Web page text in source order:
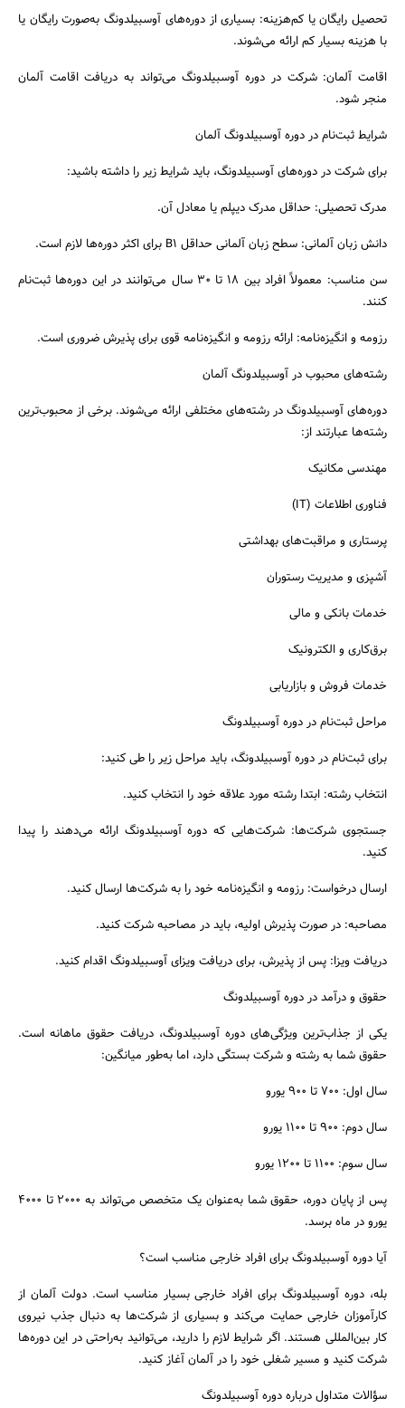
تحصیل رایگان یا کم‌هزینه: بسیاری از دوره‌های آوسبیلدونگ به‌صورت رایگان یا
با هزینه بسیار کم ارائه می‌شوند.
اقامت آلمان: شرکت در دوره آوسبیلدونگ می‌تواند به دریافت اقامت آلمان
منجر شود.
شرایط ثبت‌نام در دوره آوسبیلدونگ آلمان
برای شرکت در دوره‌های آوسبیلدونگ، باید شرایط زیر را داشته باشید:
مدرک تحصیلی: حداقل مدرک دیپلم یا معادل آن.
دانش زبان آلمانی: سطح زبان آلمانی حداقل B1 برای اکثر دوره‌ها لازم است.
سن مناسب: معمولاً افراد بین 18 تا 30 سال می‌توانند در این دوره‌ها ثبت‌نام
کنند.
رزومه و انگیزه‌نامه: ارائه رزومه و انگیزه‌نامه قوی برای پذیرش ضروری است.
رشته‌های محبوب در آوسبیلدونگ آلمان
دوره‌های آوسبیلدونگ در رشته‌های مختلفی ارائه می‌شوند. برخی از محبوب‌ترین
رشته‌ها عبارتند از:
مهندسی مکانیک
فناوری اطلاعات (IT)
پرستاری و مراقبت‌های بهداشتی
آشپزی و مدیریت رستوران
خدمات بانکی و مالی
برق‌کاری و الکترونیک
خدمات فروش و بازاریابی
مراحل ثبت‌نام در دوره آوسبیلدونگ
برای ثبت‌نام در دوره آوسبیلدونگ، باید مراحل زیر را طی کنید:
انتخاب رشته: ابتدا رشته مورد علاقه خود را انتخاب کنید.
جستجوی شرکت‌ها: شرکت‌هایی که دوره آوسبیلدونگ ارائه می‌دهند را پیدا
کنید.
ارسال درخواست: رزومه و انگیزه‌نامه خود را به شرکت‌ها ارسال کنید.
مصاحبه: در صورت پذیرش اولیه، باید در مصاحبه شرکت کنید.
دریافت ویزا: پس از پذیرش، برای دریافت ویزای آوسبیلدونگ اقدام کنید.
حقوق و درآمد در دوره آوسبیلدونگ
یکی از جذاب‌ترین ویژگی‌های دوره آوسبیلدونگ، دریافت حقوق ماهانه است.
حقوق شما به رشته و شرکت بستگی دارد، اما به‌طور میانگین:
سال اول: 700 تا 900 یورو
سال دوم: 900 تا 1100 یورو
سال سوم: 1100 تا 1200 یورو
پس از پایان دوره، حقوق شما به‌عنوان یک متخصص می‌تواند به 2000 تا 4000
یورو در ماه برسد.
آیا دوره آوسبیلدونگ برای افراد خارجی مناسب است؟
بله، دوره آوسبیلدونگ برای افراد خارجی بسیار مناسب است. دولت آلمان از
کارآموزان خارجی حمایت می‌کند و بسیاری از شرکت‌ها به دنبال جذب نیروی
کار بین‌المللی هستند. اگر شرایط لازم را دارید، می‌توانید به‌راحتی در این دوره‌ها
شرکت کنید و مسیر شغلی خود را در آلمان آغاز کنید.
سؤالات متداول درباره دوره آوسبیلدونگ